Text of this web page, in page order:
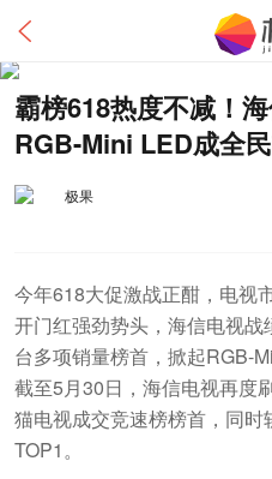
霸榜618热度不减！
RGB-Mini LED成全
极果
今年618大促激战正酣，电视
开门红强劲势头，海信电视
台多项销量榜首，掀起RGB-
截至5月30日，海信电视再度
猫电视成交竞速榜榜首，同
TOP1。